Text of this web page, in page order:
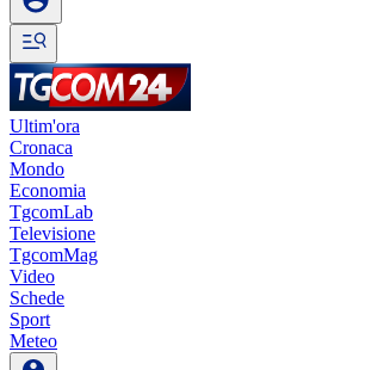
Ultim'ora
Cronaca
Mondo
Economia
TgcomLab
Televisione
TgcomMag
Video
Schede
Sport
Meteo